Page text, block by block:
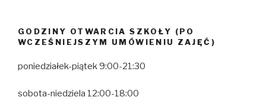
GODZINY OTWARCIA SZKOŁY (PO
WCZEŚNIEJSZYM UMÓWIENIU ZAJĘĆ)
poniedziałek-piątek 9:00-21:30
sobota-niedziela 12:00-18:00